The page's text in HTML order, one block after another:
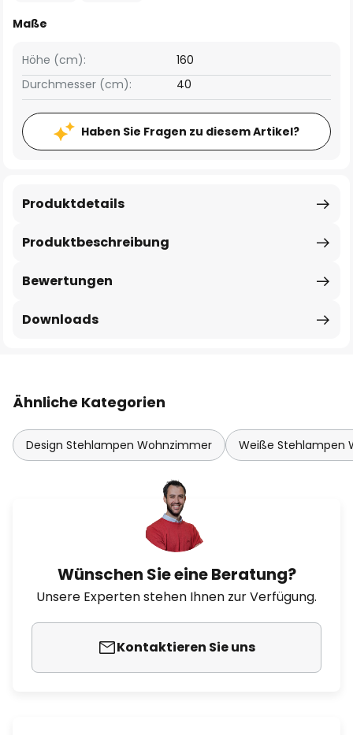
Maße
Höhe (cm):
160
Durchmesser (cm):
40
Haben Sie Fragen zu diesem Artikel?
Produktbeschreibung
Produktdetails
Bewertungen
Downloads
Ähnliche Kategorien
Design Stehlampen Wohnzimmer Weiße Stehlampen
Wünschen Sie eine Beratung?
Unsere Experten stehen Ihnen zur Verfügung.
Kontaktieren Sie uns